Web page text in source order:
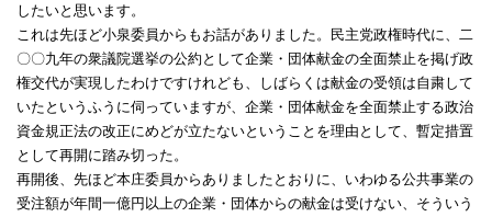
したいと思います。
これは先ほど小泉委員からもお話がありました。民主党政権時代に、二
〇〇九年の衆議院選挙の公約として企業・団体献金の全面禁止を掲げ政
権交代が実現したわけですけれども、しばらくは献金の受領は自粛して
いたというふうに伺っていますが、企業・団体献金を全面禁止する政治
資金規正法の改正にめどが立たないということを理由として、暫定措置
として再開に踏み切った。
再開後、先ほど本庄委員からありましたとおりに、いわゆる公共事業の
受注額が年間一億円以上の企業・団体からの献金は受けない、そういう